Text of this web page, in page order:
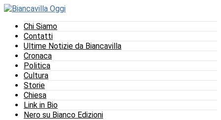
Chi Siamo
Contatti
Ultime Notizie da Biancavilla
Cronaca
Politica
Cultura
Storie
Chiesa
Link in Bio
Nero su Bianco Edizioni